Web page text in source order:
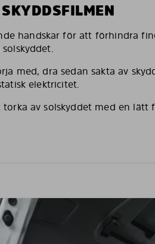
handskar för att förhindra
med, dra sedan sakta av
elektricitet.
av solskyddet med en lätt